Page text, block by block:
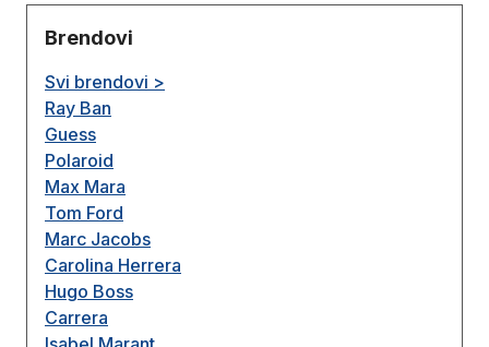
Brendovi
Svi brendovi >
Ray Ban
Guess
Polaroid
Max Mara
Tom Ford
Marc Jacobs
Carolina Herrera
Hugo Boss
Carrera